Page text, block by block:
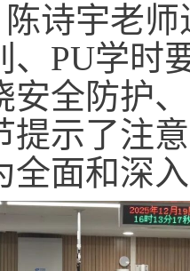
诗宇老
PU学时
安全防护
提示了注
全面和深